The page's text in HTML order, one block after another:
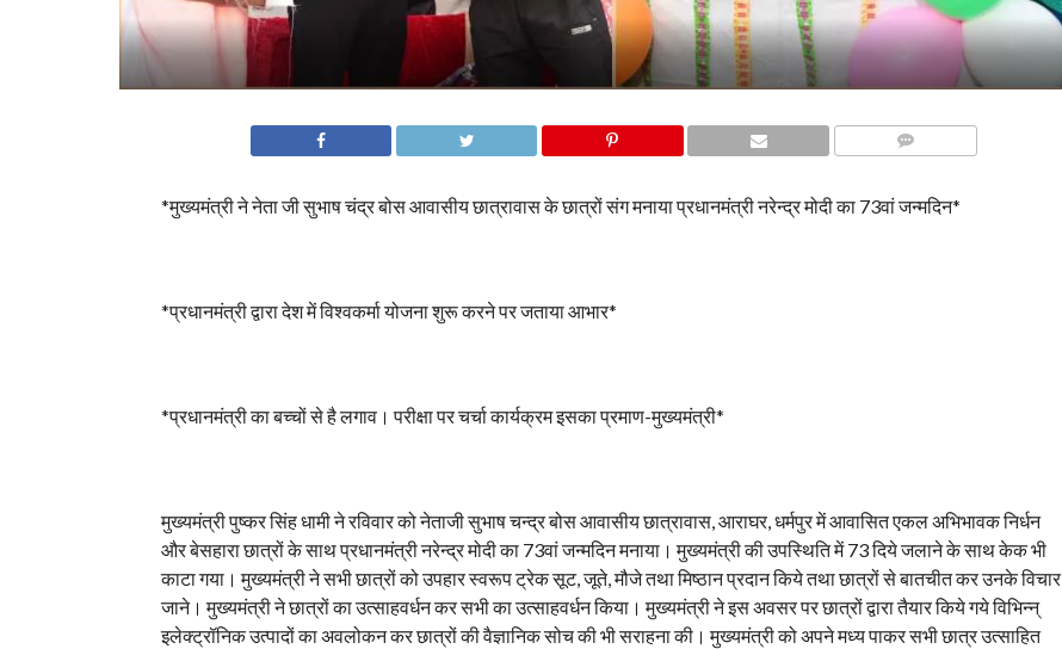
*मुख्यमंत्री ने नेता जी सुभाष चंद्र बोस आवासीय छात्रावास के छात्रों संग मनाया प्रधानमंत्री नरेन्द्र मोदी का 73वां जन्मदिन*
*प्रधानमंत्री द्वारा देश में विश्वकर्मा योजना शुरू करने पर जताया आभार*
*प्रधानमंत्री का बच्चों से है लगाव। परीक्षा पर चर्चा कार्यक्रम इसका प्रमाण-मुख्यमंत्री*
मुख्यमंत्री पुष्कर सिंह धामी ने रविवार को नेताजी सुभाष चन्द्र बोस आवासीय छात्रावास, आराघर, धर्मपुर में आवासित एकल अभिभावक निर्धन
और बेसहारा छात्रों के साथ प्रधानमंत्री नरेन्द्र मोदी का 73वां जन्मदिन मनाया। मुख्यमंत्री की उपस्थिति में 73 दिये जलाने के साथ केक भी
काटा गया। मुख्यमंत्री ने सभी छात्रों को उपहार स्वरूप ट्रेक सूट, जूते, मौजे तथा मिष्ठान प्रदान किये तथा छात्रों से बातचीत कर उनके विचार
जाने। मुख्यमंत्री ने छात्रों का उत्साहवर्धन कर सभी का उत्साहवर्धन किया। मुख्यमंत्री ने इस अवसर पर छात्रों द्वारा तैयार किये गये विभिन्न्
इलेक्ट्रॉनिक उत्पादों का अवलोकन कर छात्रों की वैज्ञानिक सोच की भी सराहना की। मुख्यमंत्री को अपने मध्य पाकर सभी छात्र उत्साहित